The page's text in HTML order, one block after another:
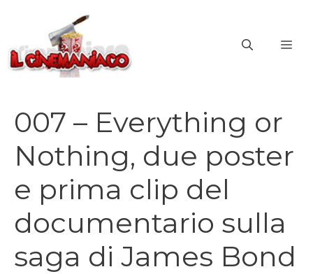
contenuto
007 – Everything or
Nothing, due poster
e prima clip del
documentario sulla
saga di James Bond